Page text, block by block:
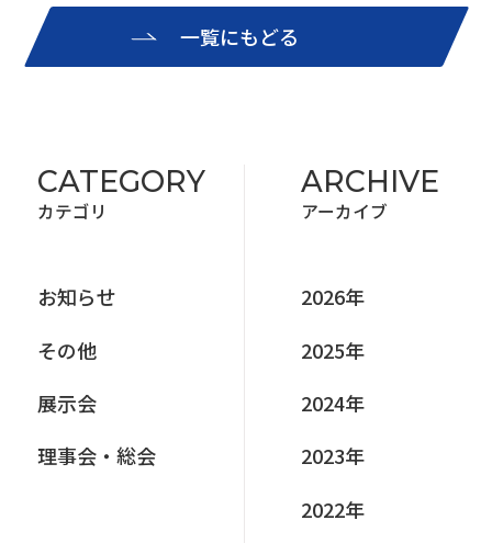
一覧にもどる
CATEGORY
カテゴリ
お知らせ
その他
展⽰会
理事会‧総会
ARCHIVE
アーカイブ
2026年
2025年
2024年
2023年
2022年